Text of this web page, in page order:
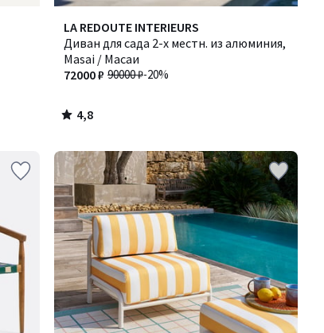
LA REDOUTE INTERIEURS
Диван для сада 2-х местн. из алюминия,
Masai / Масаи
90000 ₽-20%
72000 ₽
4,8
/ 5
4,8
/